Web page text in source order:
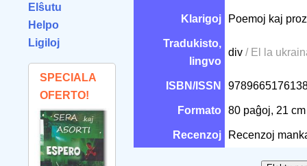
Elŝutu
Helpo
Ligiloj
SPECIALA
OFERTO!
Klarigoj Poemoj kaj
Tradukisto,
lingvo
div / El la
ISBN/ISSN
Formato 80 paĝoj, 21
Recenzoj Recenzoj